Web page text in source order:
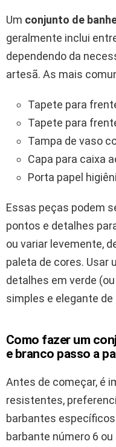
Um conjunto de
geralmente inclui
dependendo da
artesã. As mais
Tapete para
Tapete para
Tampa de vaso
Capa para caixa
Porta papel
Essas peças podem
pontos e detalhes
ou variar levemente,
paleta de cores. Usar
detalhes em verde
simples e elegante
Como fazer um
e branco passo a
Antes de começar, é
resistentes,
barbantes
barbante número 6